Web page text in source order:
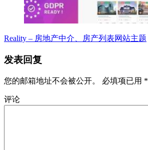
Reality – 房地产中介、房产列表网站主题
发表回复
您的邮箱地址不会被公开。 必填项已用 *
评论